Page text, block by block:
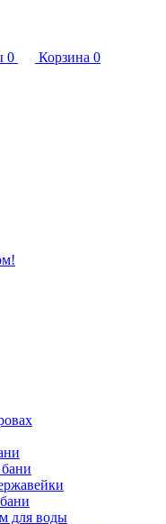
0 Корзина 0
для воды